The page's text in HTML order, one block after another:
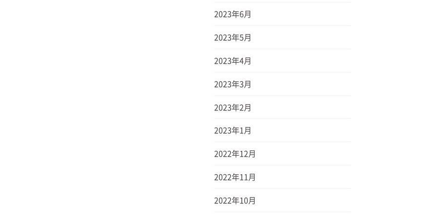
2023年6月
2023年5月
2023年4月
2023年3月
2023年2月
2023年1月
2022年12月
2022年11月
2022年10月